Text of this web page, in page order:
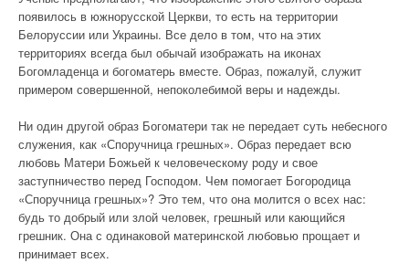
появилось в южнорусской Церкви, то есть на территории
Белоруссии или Украины. Все дело в том, что на этих
территориях всегда был обычай изображать на иконах
Богомладенца и богоматерь вместе. Образ, пожалуй, служит
примером совершенной, непоколебимой веры и надежды.
Ни один другой образ Богоматери так не передает суть небесного
служения, как «Споручница грешных». Образ передает всю
любовь Матери Божьей к человеческому роду и свое
заступничество перед Господом. Чем помогает Богородица
«Споручница грешных»? Это тем, что она молится о всех нас:
будь то добрый или злой человек, грешный или кающийся
грешник. Она с одинаковой материнской любовью прощает и
принимает всех.